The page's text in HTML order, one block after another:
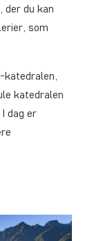
der du kan
som
katedralen,
katedralen
dag er